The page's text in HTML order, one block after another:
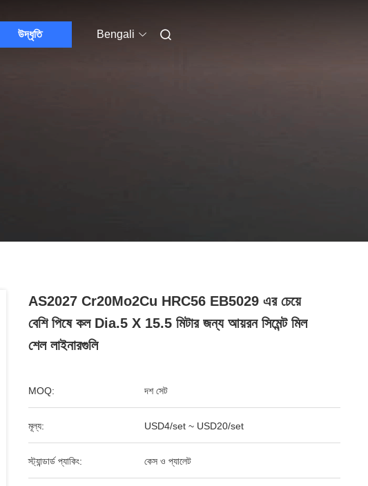
উদ্ধৃতি Bengali
AS2027 Cr20Mo2Cu HRC56 EB5029 এর চেয়ে
বেশি পিষে কল Dia.5 X 15.5 মিটার জন্য আয়রন সিমেন্ট মিল
শেল লাইনারগুলি
MOQ: দশ সেট
মূল্য: USD4/set ~ USD20/set
স্ট্যান্ডার্ড প্যাকিং: কেস ও প্যালেট